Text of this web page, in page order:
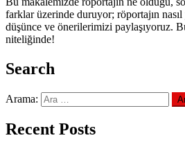
farklar üzerinde duruyor; röportajın nasıl
düşünce ve önerilerimizi paylaşıyoruz.
niteliğinde!
Search
Arama:
Recent Posts